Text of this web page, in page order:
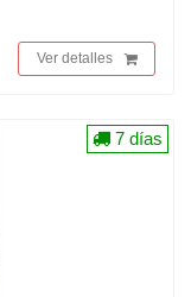
Ver detalles
7 días